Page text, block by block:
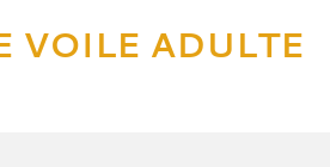
VOILE ADULTE